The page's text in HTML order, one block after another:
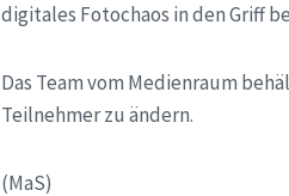
digitales Fotochaos in den Griff
Das Team vom Medienraum
Teilnehmer zu ändern.
(MaS)